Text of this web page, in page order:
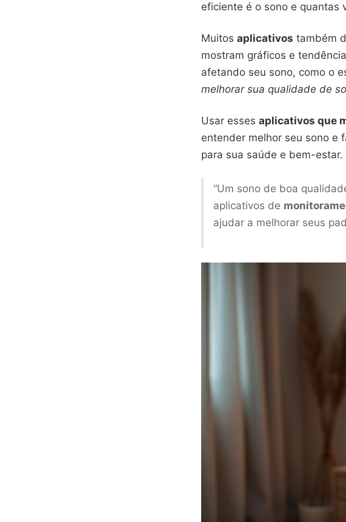
eficiente é o sono e quantas
Muitos aplicativos também
mostram gráficos e
afetando seu sono, como o
melhorar sua qualidade de
Usar esses aplicativos que
entender melhor seu sono e
para sua saúde e bem-estar.
“Um sono de boa
aplicativos de
ajudar a melhorar seus